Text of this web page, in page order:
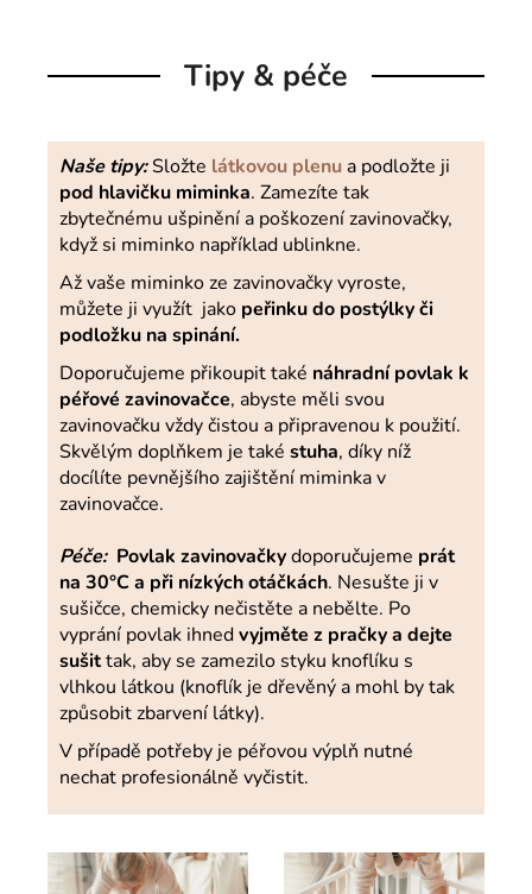
Tipy & péče
Naše tipy:Složte látkovou plenua podložte ji
pod hlavičku miminka. Zamezíte tak
zbytečnému ušpinění a poškození zavinovačky,
když si miminko například ublinkne.
Až vaše miminko ze zavinovačky vyroste,
můžete ji využít jako peřinku do postýlky či
podložku na spinání.
Doporučujeme přikoupit také náhradní povlak k
péřové zavinovačce, abyste měli svou
zavinovačku vždy čistou a připravenou k použití.
Skvělým doplňkem je také stuha, díky níž
docílíte pevnějšího zajištění miminka v
zavinovačce.
Péče: Povlak zavinovačkydoporučujeme prát
na 30°C a při nízkých otáčkách. Nesušte ji v
sušičce, chemicky nečistěte a nebělte. Po
vyprání povlak ihnedvyjměte z pračky a dejte
sušittak, aby se zamezilo styku knoflíku s
vlhkou látkou (knoflík je dřevěný a mohl by tak
způsobit zbarvení látky).
V případě potřeby je péřovou výplň nutné
nechat profesionálně vyčistit.